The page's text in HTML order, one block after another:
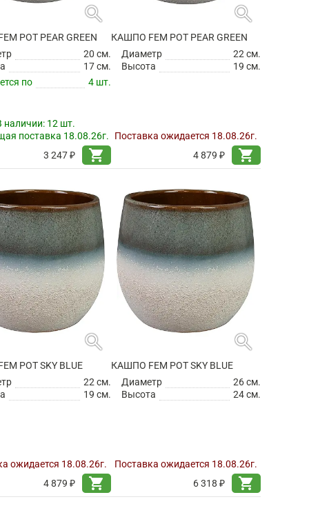
search
POT PEAR GREEN
20 см.
17 см.
по
4 шт.
наличии: 12 шт.
поставка 18.08.26г.
3 247 ₽
shopping_cart
search
КАШПО FEM POT PEAR GREEN
Диаметр
22 см.
Высота
19 см.
Поставка ожидается 18.08.26г.
4 879 ₽
shopping_cart
search
POT SKY BLUE
22 см.
19 см.
ожидается 18.08.26г.
4 879 ₽
shopping_cart
search
КАШПО FEM POT SKY BLUE
Диаметр
26 см.
Высота
24 см.
Поставка ожидается 18.08.26г.
6 318 ₽
shopping_cart